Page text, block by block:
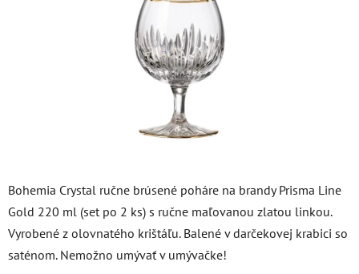
Bohemia Crystal ručne brúsené poháre na brandy Prisma Line
Gold 220 ml (set po 2 ks) s ručne maľovanou zlatou linkou.
Vyrobené z olovnatého krištáľu. Balené v darčekovej krabici so
saténom. Nemožno umývať v umývačke!